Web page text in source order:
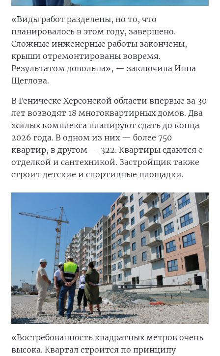
«Виды работ разделены, но то, что
планировалось в этом году, завершено.
Сложные инженерные работы закончены,
крыши отремонтированы вовремя.
Результатом довольна», — заключила Инна
Щеглова.
В Геническе Херсонской области впервые за 30
лет возводят 18 многоквартирных домов. Два
жилых комплекса планируют сдать до конца
2026 года. В одном из них — более 750
квартир, в другом — 322. Квартиры сдаются с
отделкой и сантехникой. Застройщик также
строит детские и спортивные площадки.
«Востребованность квадратных метров очень
высока. Квартал строится по принципу